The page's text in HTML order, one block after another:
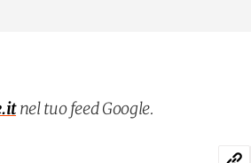
nel tuo feed Google.